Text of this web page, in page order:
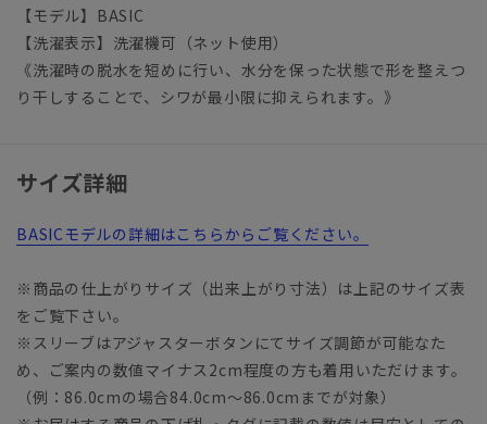
【モデル】BASIC
【洗濯表示】洗濯機可（ネット使用）
《洗濯時の脱水を短めに行い、水分を保った状態で形を整えつ
り干しすることで、シワが最小限に抑えられます。》
サイズ詳細
BASICモデルの詳細はこちらからご覧ください。
※商品の仕上がりサイズ（出来上がり寸法）は上記のサイズ表
をご覧下さい。
※スリーブはアジャスターボタンにてサイズ調節が可能なた
め、ご案内の数値マイナス2cm程度の方も着用いただけます。
（例：86.0cmの場合84.0cm～86.0cmまでが対象）